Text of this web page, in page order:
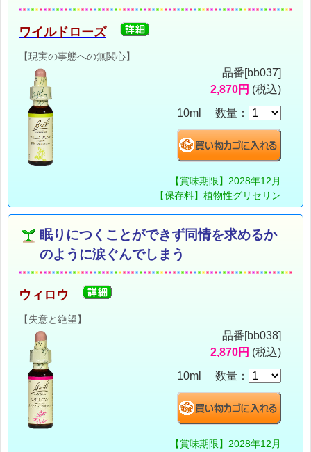
ワイルドローズ
【現実の事態への無関心】
品番[bb037]
2,870円 (税込)
10ml 数量：
【賞味期限】2028年12月
【保存料】植物性グリセリン
眠りにつくことができず同情を求めるか
のように涙ぐんでしまう
ウィロウ
【失意と絶望】
品番[bb038]
2,870円 (税込)
10ml 数量：
【賞味期限】2028年12月